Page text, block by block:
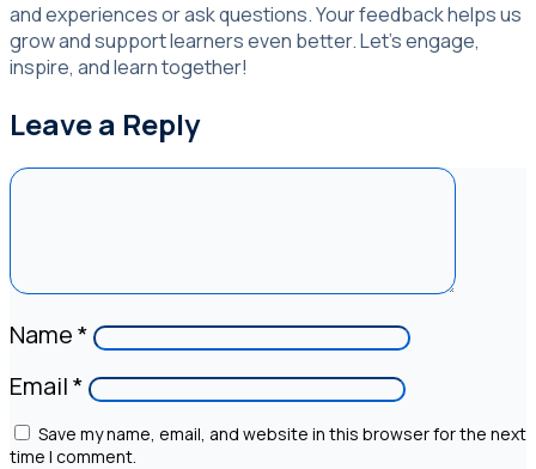
and experiences or ask questions. Your feedback helps us
grow and support learners even better. Let’s engage,
inspire, and learn together!
Leave a Reply
Name*
Email*
Save my name, email, and website in this browser for the next
time I comment.